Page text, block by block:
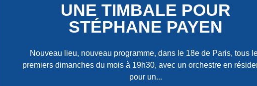
UNE TIMBALE POUR
STÉPHANE PAYEN
Nouveau lieu, nouveau programme, dans le 18e de Paris, tous
premiers dimanches du mois à 19h30, avec un orchestre en
pour un...